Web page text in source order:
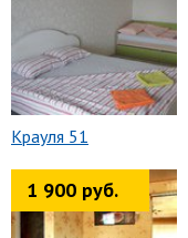
Крауля 51
1 900 руб.